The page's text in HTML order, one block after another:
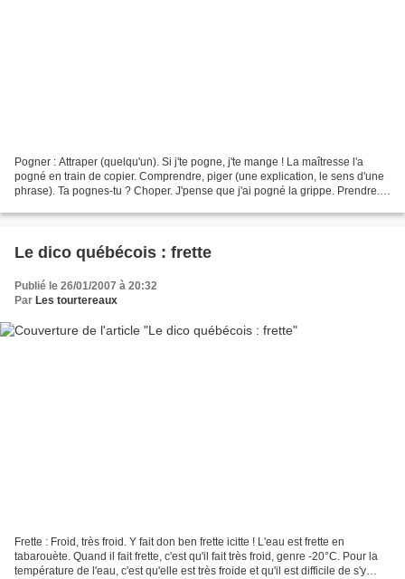
Pogner : Attraper (quelqu'un). Si j'te pogne, j'te mange ! La maîtresse l'a
pogné en train de copier. Comprendre, piger (une explication, le sens d'une
phrase). Ta pognes-tu ? Choper. J'pense que j'ai pogné la grippe. Prendre.
Le dico québécois : frette
Publié le 26/01/2007 à 20:32
Par Les tourtereaux
Frette : Froid, très froid. Y fait don ben frette icitte ! L'eau est frette en
tabarouète. Quand il fait frette, c'est qu'il fait très froid, genre -20°C. Pour la
température de l'eau, c'est qu'elle est très froide et qu'il est difficile de s'y